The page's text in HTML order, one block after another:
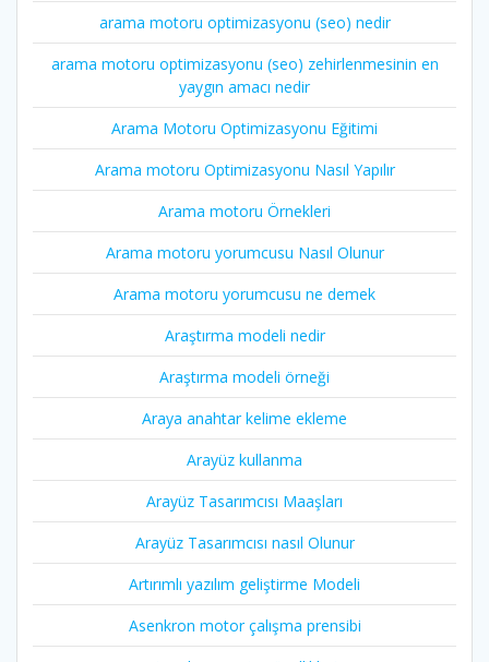
arama motoru optimizasyonu (seo) nedir
arama motoru optimizasyonu (seo) zehirlenmesinin en
yaygın amacı nedir
Arama Motoru Optimizasyonu Eğitimi
Arama motoru Optimizasyonu Nasıl Yapılır
Arama motoru Örnekleri
Arama motoru yorumcusu Nasıl Olunur
Arama motoru yorumcusu ne demek
Araştırma modeli nedir
Araştırma modeli örneği
Araya anahtar kelime ekleme
Arayüz kullanma
Arayüz Tasarımcısı Maaşları
Arayüz Tasarımcısı nasıl Olunur
Artırımlı yazılım geliştirme Modeli
Asenkron motor çalışma prensibi